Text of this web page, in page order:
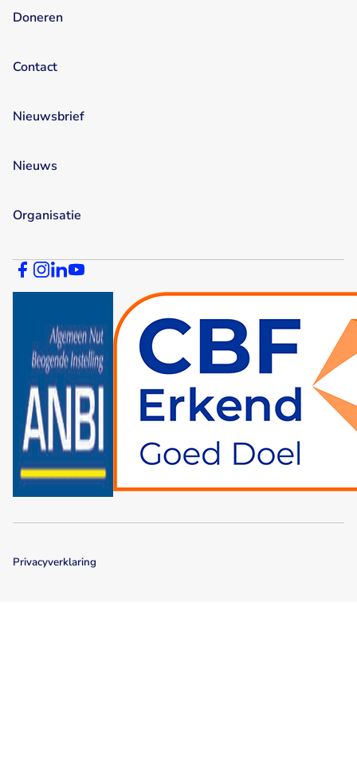
Doneren
Contact
Nieuwsbrief
Nieuws
Organisatie
Privacyverklaring